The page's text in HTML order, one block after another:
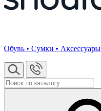
Обувь • Сумки • Аксессуары